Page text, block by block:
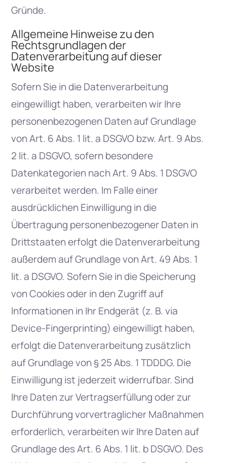
Gründe.
Allgemeine Hinweise zu den
Rechtsgrundlagen der
Datenverarbeitung auf dieser
Website
Sofern Sie in die Datenverarbeitung
eingewilligt haben, verarbeiten wir Ihre
personenbezogenen Daten auf Grundlage
von Art. 6 Abs. 1 lit. a DSGVO bzw. Art. 9 Abs.
2 lit. a DSGVO, sofern besondere
Datenkategorien nach Art. 9 Abs. 1 DSGVO
verarbeitet werden. Im Falle einer
ausdrücklichen Einwilligung in die
Übertragung personenbezogener Daten in
Drittstaaten erfolgt die Datenverarbeitung
außerdem auf Grundlage von Art. 49 Abs. 1
lit. a DSGVO. Sofern Sie in die Speicherung
von Cookies oder in den Zugriff auf
Informationen in Ihr Endgerät (z. B. via
Device-Fingerprinting) eingewilligt haben,
erfolgt die Datenverarbeitung zusätzlich
auf Grundlage von § 25 Abs. 1 TDDDG. Die
Einwilligung ist jederzeit widerrufbar. Sind
Ihre Daten zur Vertragserfüllung oder zur
Durchführung vorvertraglicher Maßnahmen
erforderlich, verarbeiten wir Ihre Daten auf
Grundlage des Art. 6 Abs. 1 lit. b DSGVO. Des